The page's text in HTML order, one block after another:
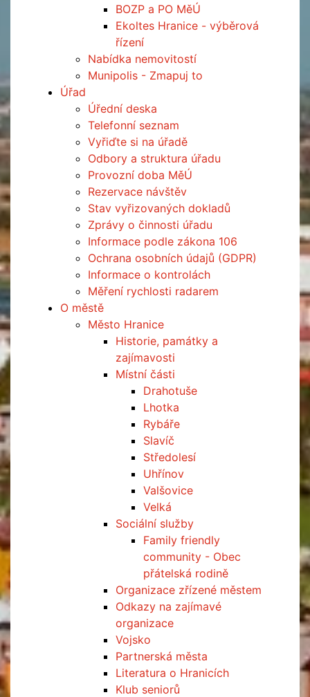
BOZP a PO MěÚ
Ekoltes Hranice - výběrová
řízení
Nabídka nemovitostí
Munipolis - Zmapuj to
Úřad
Úřední deska
Telefonní seznam
Vyřiďte si na úřadě
Odbory a struktura úřadu
Provozní doba MěÚ
Rezervace návštěv
Stav vyřizovaných dokladů
Zprávy o činnosti úřadu
Informace podle zákona 106
Ochrana osobních údajů (GDPR)
Informace o kontrolách
Měření rychlosti radarem
O městě
Město Hranice
Historie, památky a
zajímavosti
Místní části
Drahotuše
Lhotka
Rybáře
Slavíč
Středolesí
Uhřínov
Valšovice
Velká
Sociální služby
Family friendly
community - Obec
přátelská rodině
Organizace zřízené městem
Odkazy na zajímavé
organizace
Vojsko
Partnerská města
Literatura o Hranicích
Klub seniorů